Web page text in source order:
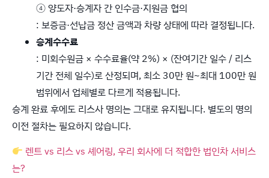
④ 양도자·승계자 간 인수금·지원금 협의
: 보증금·선납금 정산 금액과 차량 상태에 따라 결정됩니다.
승계수수료
: 미회수원금 × 수수료율(약 2%) × (잔여기간 일수 / 리스
기간 전체 일수)로 산정되며, 최소 30만 원~최대 100만 원
범위에서 업체별로 다르게 적용됩니다.
승계 완료 후에도 리스사 명의는 그대로 유지됩니다. 별도의 명의
이전 절차는 필요하지 않습니다.
렌트 vs 리스 vs 셰어링, 우리 회사에 더 적합한 법인차 서비스
는?